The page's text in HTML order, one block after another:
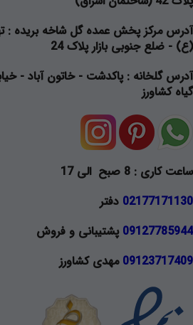
آدرس مرکز پخش عمده گل شاخه بریده :
(ع) - ضلع جنوبی بازار پلاک 24
آدرس گلخانه : پاکدشت - خاتون آباد -
گیاه کشاورز
ساعت کاری : 8 صبح الی 17
02177171130 دفتر
09127785944 پشتیبانی و فروش
09123717409 مهدی کشاورز